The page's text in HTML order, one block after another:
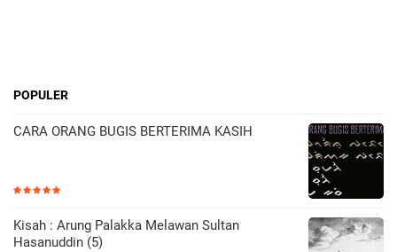
POPULER
CARA ORANG BUGIS BERTERIMA KASIH
Kisah : Arung Palakka Melawan Sultan
Hasanuddin (5)